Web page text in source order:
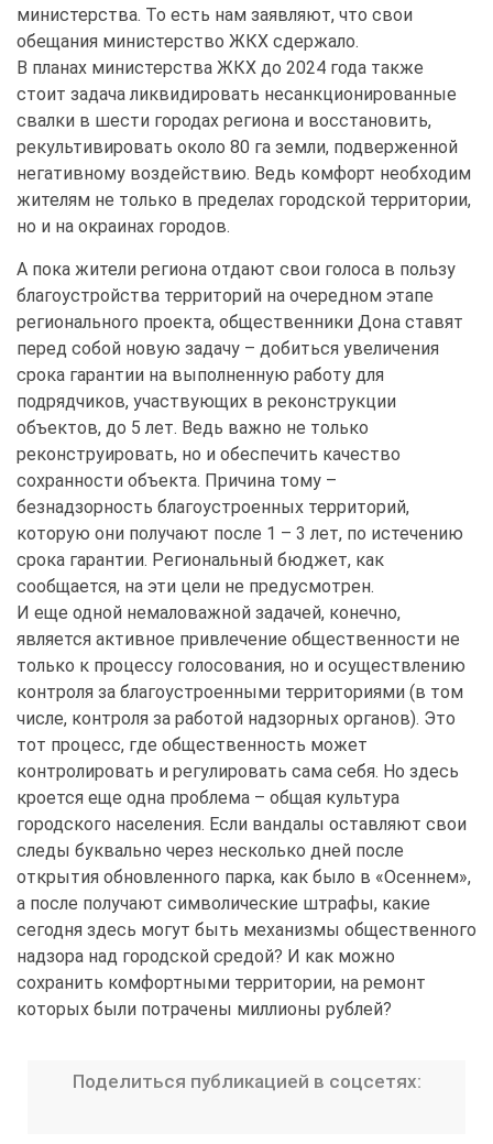
министерства. То есть нам заявляют, что свои
обещания министерство ЖКХ сдержало.
В планах министерства ЖКХ до 2024 года также
стоит задача ликвидировать несанкционированные
свалки в шести городах региона и восстановить,
рекультивировать около 80 га земли, подверженной
негативному воздействию. Ведь комфорт необходим
жителям не только в пределах городской территории,
но и на окраинах городов.
А пока жители региона отдают свои голоса в пользу
благоустройства территорий на очередном этапе
регионального проекта, общественники Дона ставят
перед собой новую задачу – добиться увеличения
срока гарантии на выполненную работу для
подрядчиков, участвующих в реконструкции
объектов, до 5 лет. Ведь важно не только
реконструировать, но и обеспечить качество
сохранности объекта. Причина тому –
безнадзорность благоустроенных территорий,
которую они получают после 1 – 3 лет, по истечению
срока гарантии. Региональный бюджет, как
сообщается, на эти цели не предусмотрен.
И еще одной немаловажной задачей, конечно,
является активное привлечение общественности не
только к процессу голосования, но и осуществлению
контроля за благоустроенными территориями (в том
числе, контроля за работой надзорных органов). Это
тот процесс, где общественность может
контролировать и регулировать сама себя. Но здесь
кроется еще одна проблема – общая культура
городского населения. Если вандалы оставляют свои
следы буквально через несколько дней после
открытия обновленного парка, как было в «Осеннем»,
а после получают символические штрафы, какие
сегодня здесь могут быть механизмы общественного
надзора над городской средой? И как можно
сохранить комфортными территории, на ремонт
которых были потрачены миллионы рублей?
Поделиться публикацией в соцсетях: